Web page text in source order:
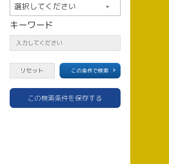
選択してください
キーワード
この条件で検索
この検索条件を保存する